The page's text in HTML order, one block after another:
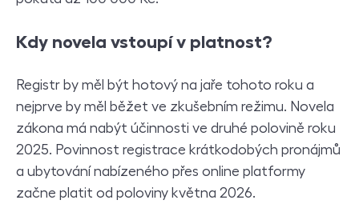
Kdy novela vstoupí v platnost?
Registr by měl být hotový na jaře tohoto roku a
nejprve by měl běžet ve zkušebním režimu. Novela
zákona má nabýt účinnosti ve druhé polovině roku
2025. Povinnost registrace krátkodobých pronájmů
a ubytování nabízeného přes online platformy
začne platit od poloviny května 2026.